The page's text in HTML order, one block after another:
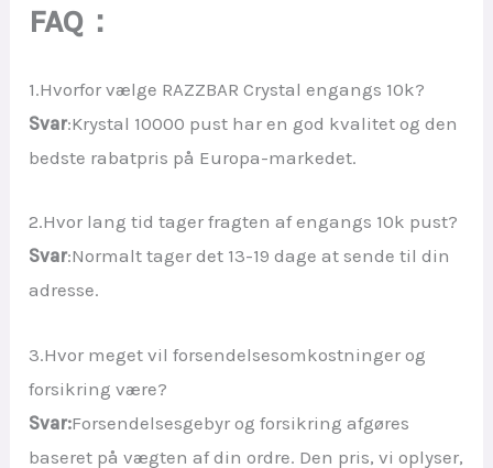
FAQ：
1.Hvorfor vælge RAZZBAR Crystal engangs 10k?
Svar:Krystal 10000 pust har en god kvalitet og den
bedste rabatpris på Europa-markedet.
2.Hvor lang tid tager fragten af engangs 10k pust?
Svar:Normalt tager det 13-19 dage at sende til din
adresse.
3.Hvor meget vil forsendelsesomkostninger og
forsikring være?
Svar:Forsendelsesgebyr og forsikring afgøres
baseret på vægten af din ordre. Den pris, vi oplyser,